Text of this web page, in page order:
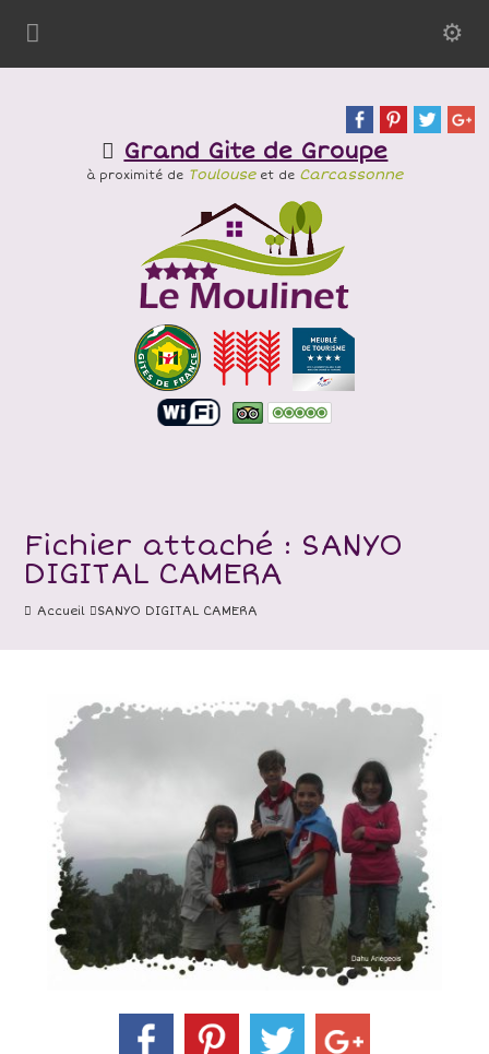
Grand Gite de Groupe
à proximité de Toulouseet de Carcassonne
Fichier attaché : SANYO
DIGITAL CAMERA
Accueil SANYO DIGITAL CAMERA